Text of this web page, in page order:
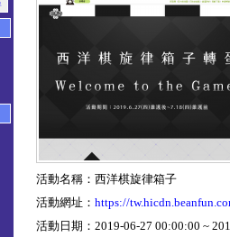
活動名稱：西洋棋旋律箱子
活動網址： https://
活動日期：2019-06-27 00:00:00 ~